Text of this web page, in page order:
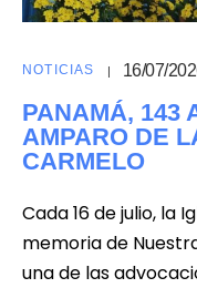
NOTICIAS 16/07/
PANAMÁ, 143
AMPARO DE
CARMELO
Cada 16 de julio, la
memoria de
una de las